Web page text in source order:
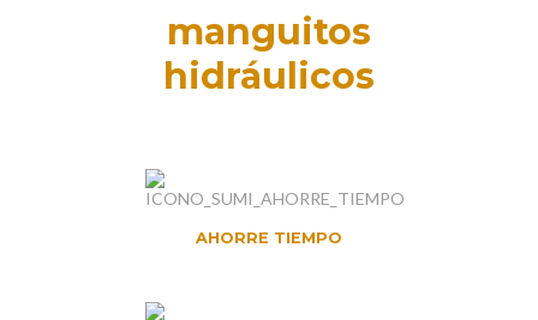
manguitos
hidráulicos
AHORRE TIEMPO